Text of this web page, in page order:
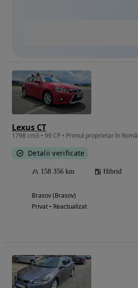
Lexus CT
Detalii verificate
158 356 km Hibrid
Brasov (Brasov)
Privat • Reactualizat